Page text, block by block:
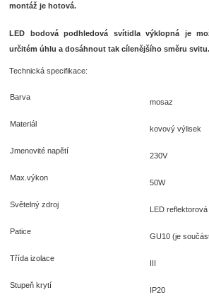
montáž je hotová.
LED bodová podhledová svítidla výklopná je
určitém úhlu a dosáhnout tak cílenějšího směru svitu.
Technická specifikace:
Barva
mosaz
Materiál
kovový výlisek
Jmenovité napětí
230V
Max.výkon
50W
Světelný zdroj
LED
Patice
GU10 (je
Třída izolace
III
Stupeň krytí
IP20